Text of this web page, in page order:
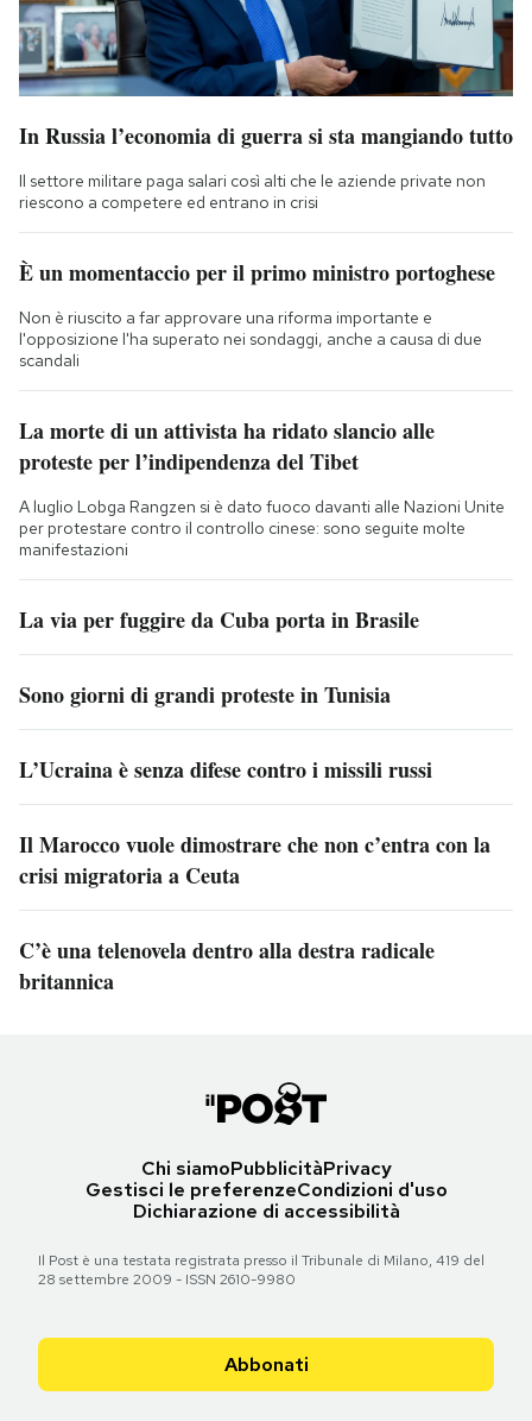
In Russia l’economia di guerra si sta mangiando tutto
Il settore militare paga salari così alti che le aziende private non
riescono a competere ed entrano in crisi
È un momentaccio per il primo ministro portoghese
Non è riuscito a far approvare una riforma importante e
l'opposizione l'ha superato nei sondaggi, anche a causa di due
scandali
La morte di un attivista ha ridato slancio alle
proteste per l’indipendenza del Tibet
A luglio Lobga Rangzen si è dato fuoco davanti alle Nazioni Unite
per protestare contro il controllo cinese: sono seguite molte
manifestazioni
La via per fuggire da Cuba porta in Brasile
Sono giorni di grandi proteste in Tunisia
L’Ucraina è senza difese contro i missili russi
Il Marocco vuole dimostrare che non c’entra con la
crisi migratoria a Ceuta
C’è una telenovela dentro alla destra radicale
britannica
Chi siamoPubblicitàPrivacy
Gestisci le preferenzeCondizioni d'uso
Dichiarazione di accessibilità
Il Post è una testata registrata presso il Tribunale di Milano, 419 del
28 settembre 2009 - ISSN 2610-9980
Abbonati